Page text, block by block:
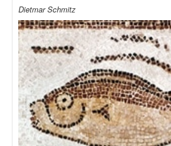
Dietmar Schmitz